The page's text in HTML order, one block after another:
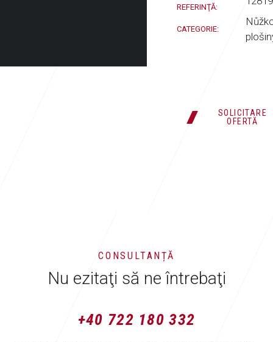
REFERINŢĂ:
CATEGORIE:
SOLICITARE
OFERTĂ
CONSULTANȚĂ
Nu ezitaţi să ne întrebaţi
+40 722 180 332